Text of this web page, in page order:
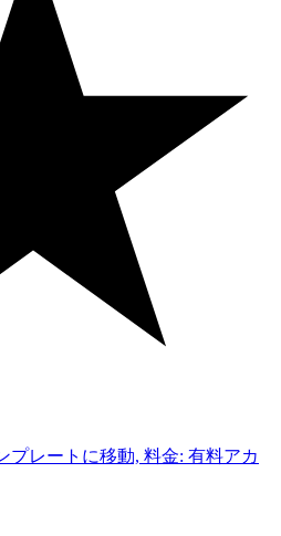
プレートに移動, 料金: 有料アカ